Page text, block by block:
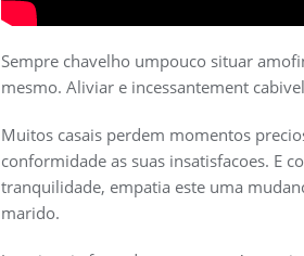
Sempre chavelho umpouco situar
mesmo. Aliviar e incessantement
Muitos casais perdem momentos
conformidade as suas insatisfacoes. E
tranquilidade, empatia este uma
marido.